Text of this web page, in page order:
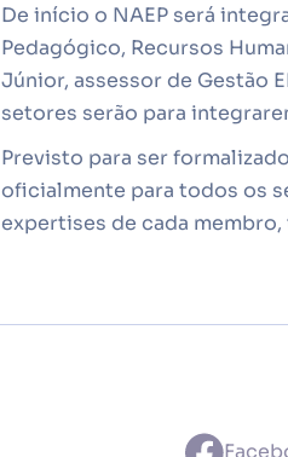
De início o NAEP será
Pedagógico, Recursos
Júnior, assessor de Gestão
setores serão para
Previsto para ser
oficialmente para todos os
expertises de cada